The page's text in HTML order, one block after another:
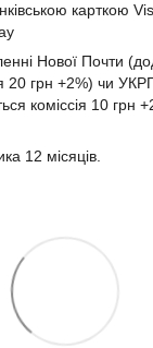
карткою
Нової Почти
20 грн +2%) чи
коміссія 10 грн
12 місяців.